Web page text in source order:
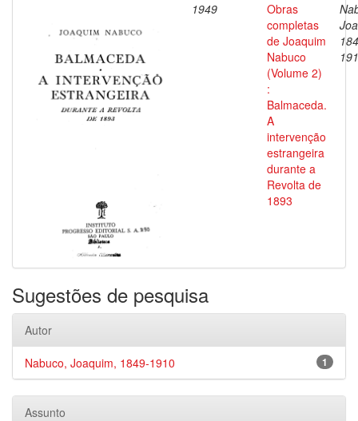
1949
Obras
completas
de Joaquim
Nabuco
(Volume 2)
:
Balmaceda.
A
intervenção
estrangeira
durante a
Revolta de
1893
Sugestões de pesquisa
Autor
1
Nabuco, Joaquim, 1849-1910
Assunto